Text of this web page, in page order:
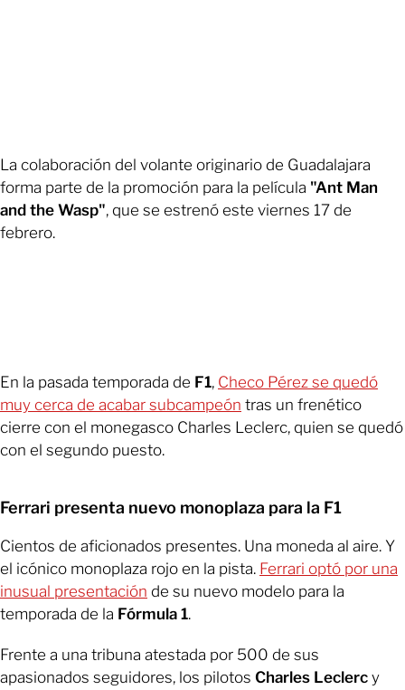
La colaboración del volante originario de Guadalajara
forma parte de la promoción para la película "Ant Man
and the Wasp", que se estrenó este viernes 17 de
febrero.
En la pasada temporada de F1, Checo Pérez se quedó
muy cerca de acabar subcampeón tras un frenético
cierre con el monegasco Charles Leclerc, quien se quedó
con el segundo puesto.
Ferrari presenta nuevo monoplaza para la F1
Cientos de aficionados presentes. Una moneda al aire. Y
el icónico monoplaza rojo en la pista. Ferrari optó por una
inusual presentación de su nuevo modelo para la
temporada de la Fórmula 1.
Frente a una tribuna atestada por 500 de sus
apasionados seguidores, los pilotos Charles Leclerc y